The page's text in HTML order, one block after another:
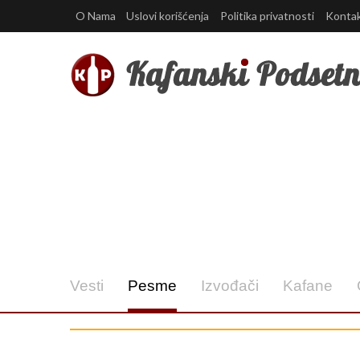
O Nama Uslovi korišćenja Politika privatnosti
Vesti Pesme Izvođači Kafane